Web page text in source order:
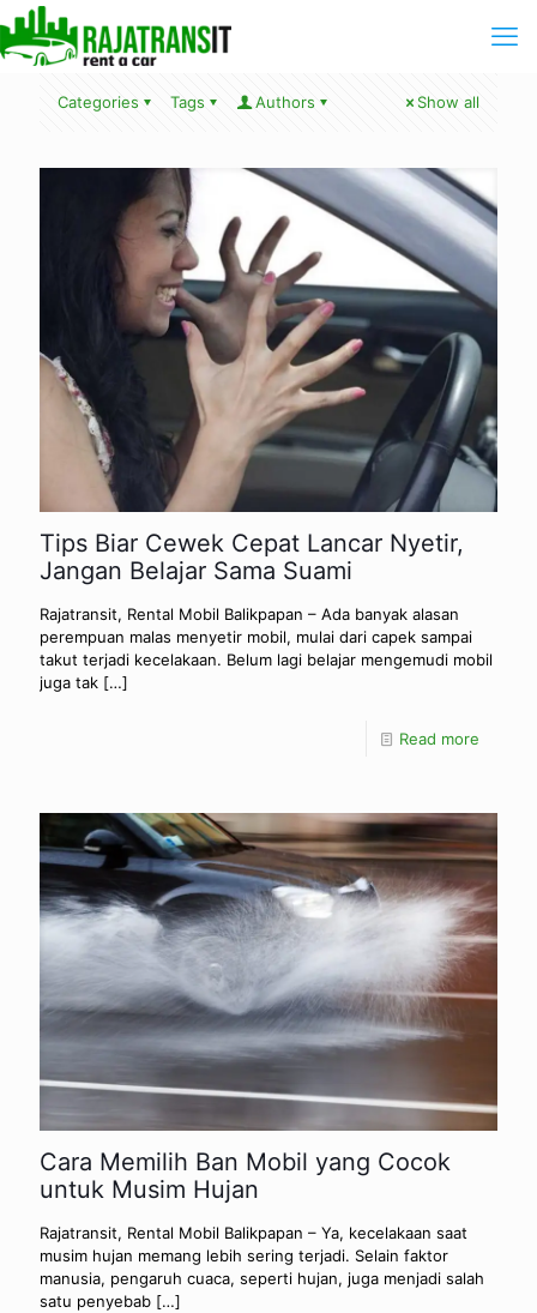
Categories Tags Authors Show all
Tips Biar Cewek Cepat Lancar Nyetir,
Jangan Belajar Sama Suami
Rajatransit, Rental Mobil Balikpapan – Ada banyak alasan
perempuan malas menyetir mobil, mulai dari capek sampai
takut terjadi kecelakaan. Belum lagi belajar mengemudi mobil
juga tak […]
Read more
Cara Memilih Ban Mobil yang Cocok
untuk Musim Hujan
Rajatransit, Rental Mobil Balikpapan – Ya, kecelakaan saat
musim hujan memang lebih sering terjadi. Selain faktor
manusia, pengaruh cuaca, seperti hujan, juga menjadi salah
satu penyebab […]